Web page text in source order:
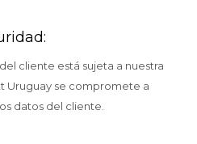
cliente está sujeta a nuestra
Uruguay se compromete a
datos del cliente.